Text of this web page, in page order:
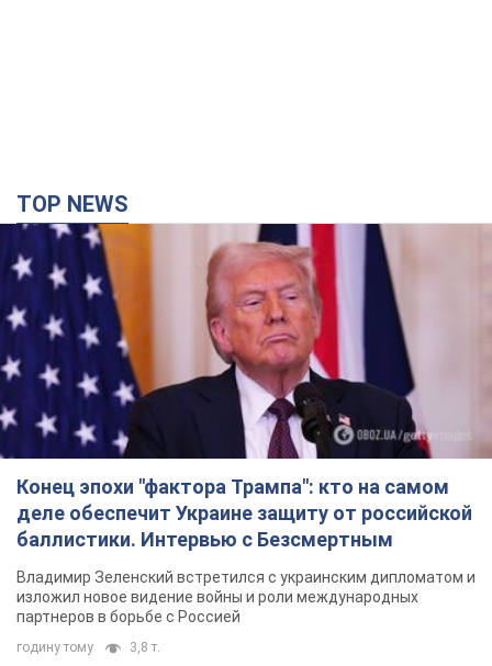
TOP NEWS
Конец эпохи "фактора Трампа": кто на самом
деле обеспечит Украине защиту от российской
баллистики. Интервью с Безсмертным
Владимир Зеленский встретился с украинским дипломатом и
изложил новое видение войны и роли международных
партнеров в борьбе с Россией
годину тому 3,8 т.